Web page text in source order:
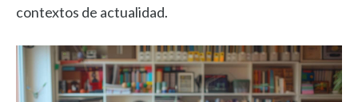
contextos de actualidad.